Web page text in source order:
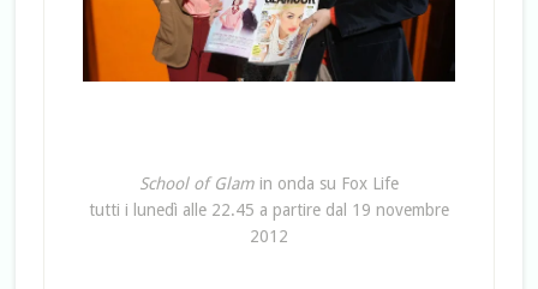
School of Glamin onda su Fox Life
tutti i lunedì alle 22.45 a partire dal 19 novembre
2012